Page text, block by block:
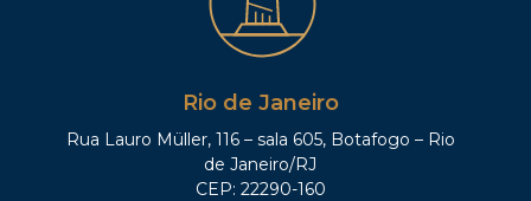
Rio de Janeiro
Rua Lauro Müller, 116 – sala 605, Botafogo – Rio
de Janeiro/RJ
CEP: 22290-160